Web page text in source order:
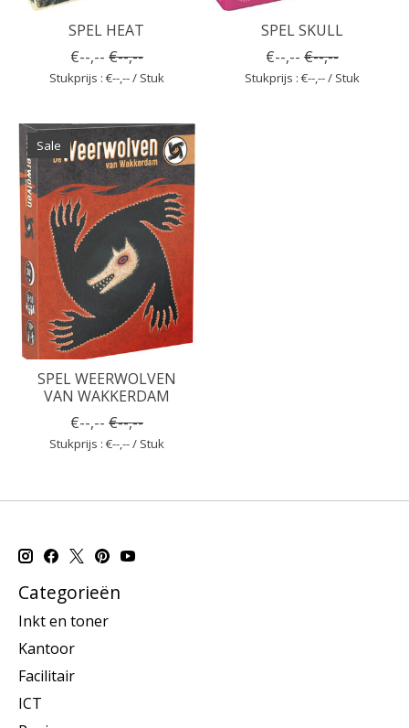
SPEL HEAT
€--,-- €--,--
Stukprijs : €--,-- / Stuk
SPEL SKULL
€--,-- €--,--
Stukprijs : €--,-- / Stuk
Sale
SPEL WEERWOLVEN
VAN WAKKERDAM
€--,-- €--,--
Stukprijs : €--,-- / Stuk
Categorieën
Inkt en toner
Kantoor
Facilitair
ICT